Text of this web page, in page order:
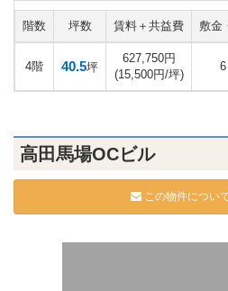
階数 坪数 賃料＋共益費 敷金
4階 40.5坪
627,750円
(15,500円/坪)
6
高田馬場OCビル
この物件につい